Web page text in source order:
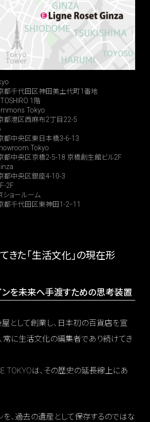
都千代田区神田美土代町1番地
1階
Tokyo
都港区西麻布2丁目22-5
都中央区東日本橋3-6-13
Tokyo
都中央区京橋2-5-18 京橋創生館ビル2F
都中央区銀座4-10-3
2F
ョールーム
都千代田区東神田1-2ｰ11
きた「生活文化」の現在形
ンを未来へ手渡すための思考装置
として創業し、日本初の百貨店を宣
常に生活文化の編集者であり続けてき
TOKYOは、その歴史の延長線上にあ
を、過去の遺産として保存するのではな